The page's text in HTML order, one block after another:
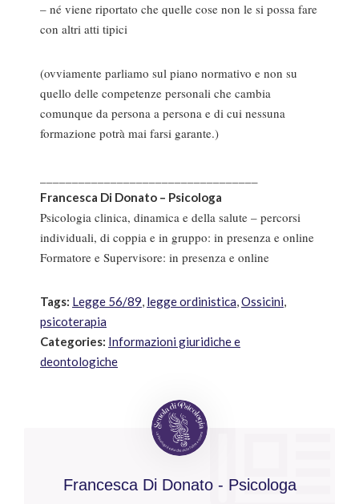
– né viene riportato che quelle cose non le si possa fare
con altri atti tipici
(ovviamente parliamo sul piano normativo e non su
quello delle competenze personali che cambia
comunque da persona a persona e di cui nessuna
formazione potrà mai farsi garante.)
Francesca Di Donato – Psicologa
Psicologia clinica, dinamica e della salute – percorsi
individuali, di coppia e in gruppo: in presenza e online
Formatore e Supervisore: in presenza e online
Tags: Legge 56/89, legge ordinistica,Ossicini,
psicoterapia
Categories: Informazioni giuridiche e
deontologiche
Francesca Di Donato - Psicologa